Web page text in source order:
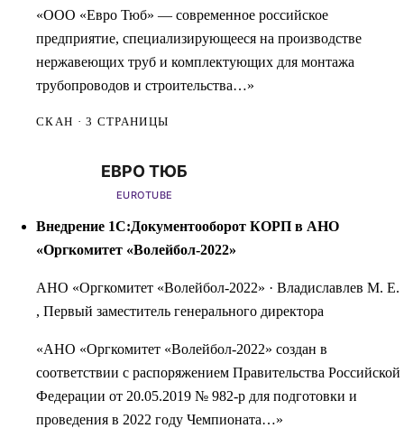
«ООО «Евро Тюб» — современное российское
предприятие, специализирующееся на производстве
нержавеющих труб и комплектующих для монтажа
трубопроводов и строительства…»
СКАН · 3 СТРАНИЦЫ
Внедрение 1С:Документооборот КОРП в АНО
«Оргкомитет «Волейбол-2022»
АНО «Оргкомитет «Волейбол-2022» · Владиславлев М. Е.
, Первый заместитель генерального директора
«АНО «Оргкомитет «Волейбол-2022» создан в
соответствии с распоряжением Правительства Российской
Федерации от 20.05.2019 № 982-р для подготовки и
проведения в 2022 году Чемпионата…»